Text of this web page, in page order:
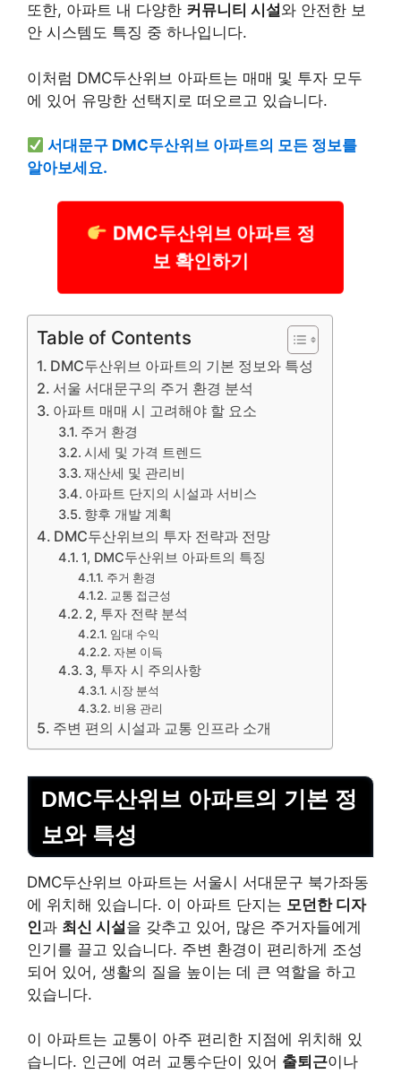
또한, 아파트 내 다양한 커뮤니티 시설와 안전한 보
안 시스템도 특징 중 하나입니다.
이처럼 DMC두산위브 아파트는 매매 및 투자 모두
에 있어 유망한 선택지로 떠오르고 있습니다.
서대문구 DMC두산위브 아파트의 모든 정보를
알아보세요.
DMC두산위브 아파트 정
보 확인하기
Table of Contents
DMC두산위브 아파트의 기본 정보와 특성
서울 서대문구의 주거 환경 분석
아파트 매매 시 고려해야 할 요소
주거 환경
시세 및 가격 트렌드
재산세 및 관리비
아파트 단지의 시설과 서비스
향후 개발 계획
DMC두산위브의 투자 전략과 전망
1, DMC두산위브 아파트의 특징
주거 환경
교통 접근성
2, 투자 전략 분석
임대 수익
자본 이득
3, 투자 시 주의사항
시장 분석
비용 관리
주변 편의 시설과 교통 인프라 소개
DMC두산위브 아파트의 기본 정
보와 특성
DMC두산위브 아파트는 서울시 서대문구 북가좌동
에 위치해 있습니다. 이 아파트 단지는 모던한 디자
인과 최신 시설을 갖추고 있어, 많은 주거자들에게
인기를 끌고 있습니다. 주변 환경이 편리하게 조성
되어 있어, 생활의 질을 높이는 데 큰 역할을 하고
있습니다.
이 아파트는 교통이 아주 편리한 지점에 위치해 있
습니다. 인근에 여러 교통수단이 있어 출퇴근이나